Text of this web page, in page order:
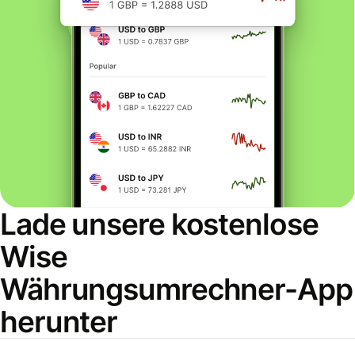
Lade unsere kostenlose
Wise
Währungsumrechner-App
herunter